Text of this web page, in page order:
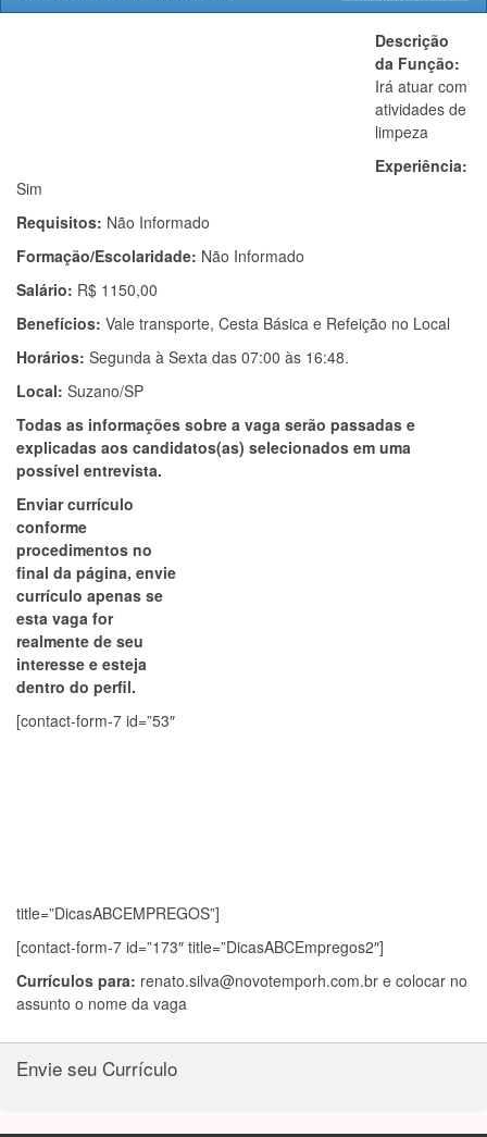
Descrição
da Função:
Irá atuar com
atividades de
limpeza
Experiência:
Sim
Requisitos: Não Informado
Formação/Escolaridade: Não Informado
Salário: R$ 1150,00
Benefícios: Vale transporte, Cesta Básica e Refeição no Local
Horários: Segunda à Sexta das 07:00 às 16:48.
Local: Suzano/SP
Todas as informações sobre a vaga serão passadas e
explicadas aos candidatos(as) selecionados em uma
possível entrevista.
Enviar currículo
conforme
procedimentos no
final da página, envie
currículo apenas se
esta vaga for
realmente de seu
interesse e esteja
dentro do perfil.
[contact-form-7 id=”53″
title=”DicasABCEMPREGOS”]
[contact-form-7 id=”173″ title=”DicasABCEmpregos2″]
Currículos para: renato.silva@novotemporh.com.br e colocar no
assunto o nome da vaga
Envie seu Currículo